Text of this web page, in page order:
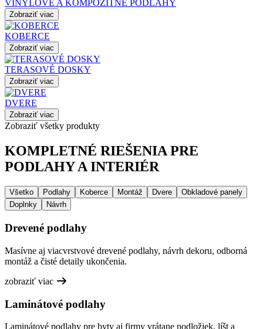
VINYLOVÉ A KOMPOZITNÉ PODLAHY
Zobraziť viac
KOBERCE
Zobraziť viac
TERASOVÉ DOSKY
Zobraziť viac
DVERE
Zobraziť viac
Zobraziť všetky produkty
KOMPLETNÉ RIEŠENIA PRE
PODLAHY A INTERIÉR
Všetko Podlahy Koberce Montáž Dvere
Obkladové panely
Doplnky
Návrh
Drevené podlahy
Masívne aj viacvrstvové drevené podlahy, návrh dekoru, odborná
montáž a čisté detaily ukončenia.
zobraziť viac
Laminátové podlahy
Laminátové podlahy pre byty aj firmy vrátane podložiek, líšt a